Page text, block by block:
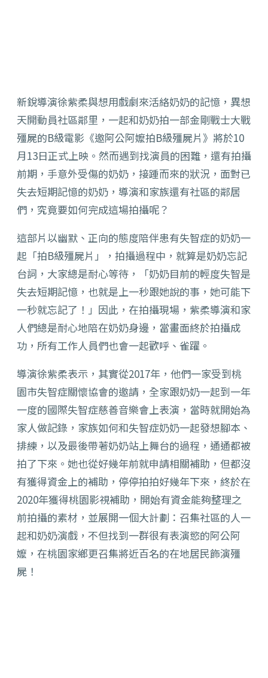
新銳導演徐紫柔與想用戲劇來活絡奶奶的記憶，異想
天開動員社區鄰里， 一起和奶奶拍一部金剛戰士大戰
殭屍的B級電影《邀阿公阿嬤拍B級殭屍片》將於10
月13日正式上映。 然而遇到找演員的困難，還有拍攝
前期，手意外受傷的奶奶， 接踵而來的狀況，面對已
失去短期記憶的奶奶， 導演和家族還有社區的鄰居
們，究竟要如何完成這場拍攝呢？
這部片以幽默、正向的態度陪伴患有失智症的奶奶一
起「拍B級殭屍片」，拍攝過程中，就算是奶奶忘記
台詞，大家總是耐心等待，「奶奶目前的輕度失智是
失去短期記憶，也就是上一秒跟她說的事，她可能下
一秒就忘記了！」因此，在拍攝現場，紫柔導演和家
人們總是耐心地陪在奶奶身邊，當畫面終於拍攝成
功，所有工作人員們也會一起歡呼、雀躍。
導演徐紫柔表示，其實從2017年，他們一家受到桃
園市失智症關懷協會的邀請，全家跟奶奶一起到一年
一度的國際失智症慈善音樂會上表演，當時就開始為
家人做記錄，家族如何和失智症奶奶一起發想腳本、
排練，以及最後帶著奶奶站上舞台的過程，通通都被
拍了下來。她也從好幾年前就申請相關補助，但都沒
有獲得資金上的補助，停停拍拍好幾年下來，終於在
2020年獲得桃園影視補助，開始有資金能夠整理之
前拍攝的素材，並展開一個大計劃：召集社區的人一
起和奶奶演戲，不但找到一群很有表演慾的阿公阿
嬤，在桃園家鄉更召集將近百名的在地居民飾演殭
屍！